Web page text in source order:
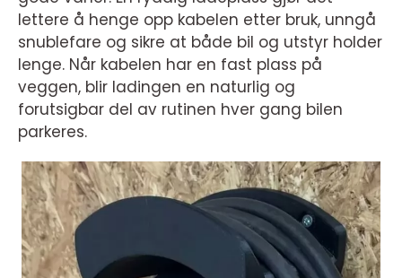
lettere å henge opp kabelen etter bruk, unngå
snublefare og sikre at både bil og utstyr holder
lenge. Når kabelen har en fast plass på
veggen, blir ladingen en naturlig og
forutsigbar del av rutinen hver gang bilen
parkeres.